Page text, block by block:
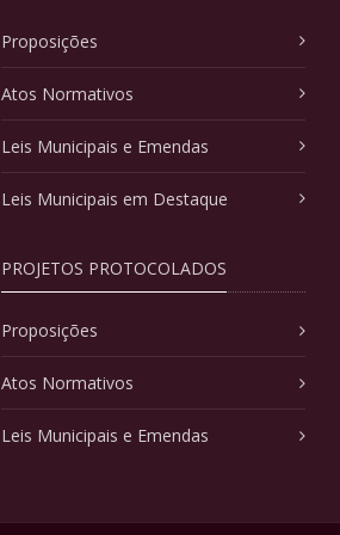
Proposições
Atos Normativos
Leis Municipais e Emendas
Leis Municipais em Destaque
PROJETOS PROTOCOLADOS
Proposições
Atos Normativos
Leis Municipais e Emendas